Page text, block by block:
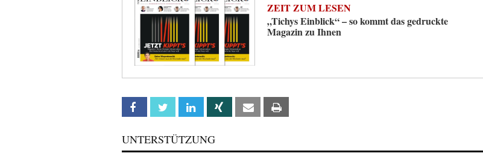
ZEIT ZUM LESEN
„Tichys Einblick“ – so kommt das gedruckte
Magazin zu Ihnen
Facebook Twitter Linkedin Xing Email
UNTERSTÜTZUNG